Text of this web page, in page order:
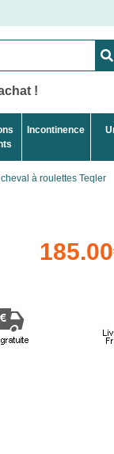
!
Incontinence
à roulettes Teqler